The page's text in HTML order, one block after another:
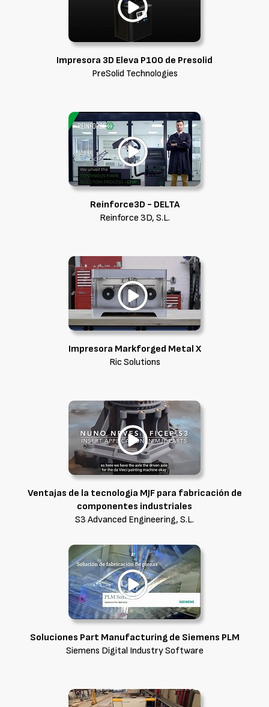
Impresora 3D Eleva P100 de Presolid
PreSolid Technologies
Reinforce3D - DELTA
Reinforce 3D, S.L.
Impresora Markforged Metal X
Ric Solutions
Ventajas de la tecnologia MJF para fabricación de
componentes industriales
S3 Advanced Engineering, S.L.
Soluciones Part Manufacturing de Siemens PLM
Siemens Digital Industry Software